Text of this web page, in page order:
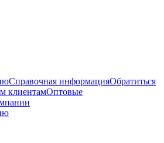
Справочная информацияОбратиться
клиентамОптовые